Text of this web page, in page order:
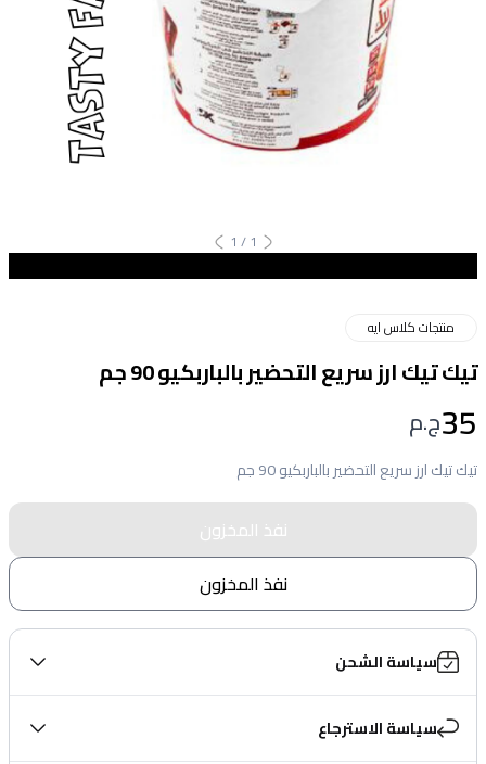
1
/
1
منتجات كلاس ايه
تيك تيك ارز سريع التحضير بالباربكيو 90 جم
35ج.م
تيك تيك ارز سريع التحضير بالباربكيو 90 جم
نفذ المخزون
نفذ المخزون
سياسة الشحن
سياسة الاسترجاع